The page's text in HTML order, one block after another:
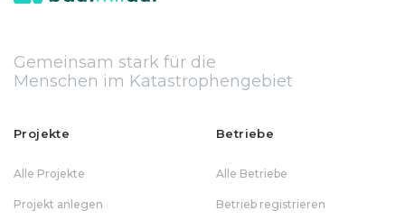
Gemeinsam stark für die
Menschen im Katastrophengebiet
Projekte
Alle Projekte
Projekt anlegen
Betriebe
Alle Betriebe
Betrieb registrieren